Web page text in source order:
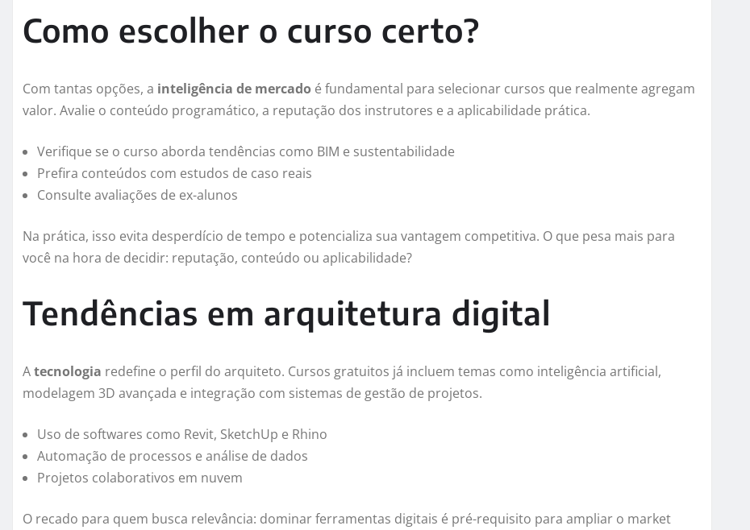
Como escolher o curso certo?
Com tantas opções, a inteligência de mercado é fundamental para selecionar cursos que realmente agregam
valor. Avalie o conteúdo programático, a reputação dos instrutores e a aplicabilidade prática.
Verifique se o curso aborda tendências como BIM e sustentabilidade
Prefira conteúdos com estudos de caso reais
Consulte avaliações de ex-alunos
Na prática, isso evita desperdício de tempo e potencializa sua vantagem competitiva. O que pesa mais para
você na hora de decidir: reputação, conteúdo ou aplicabilidade?
Tendências em arquitetura digital
Atecnologia redefine o perfil do arquiteto. Cursos gratuitos já incluem temas como inteligência artificial,
modelagem 3D avançada e integração com sistemas de gestão de projetos.
Uso de softwares como Revit, SketchUp e Rhino
Automação de processos e análise de dados
Projetos colaborativos em nuvem
O recado para quem busca relevância: dominar ferramentas digitais é pré-requisito para ampliar o market